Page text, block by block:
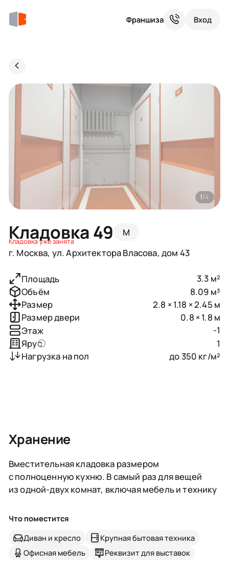
Франшиза Вход
Кладовка 49 M
Кладовка уже занята
г. Москва, ул. Архитектора Власова, дом 43
1/4
Площадь
3.3 м²
Объём
8.09 м³
Размер
2.8 × 1.18 × 2.45 м
Размер двери
0.8 × 1.8 м
Этаж
-1
Ярус
1
Нагрузка на пол
до 350 кг/м²
Хранение
Вместительная кладовка размером
с полноценную кухню. В самый раз для вещей
из одной-двух комнат, включая мебель и технику
Что поместится
Диван и кресло
Крупная бытовая техника
Офисная мебель
Реквизит для выставок